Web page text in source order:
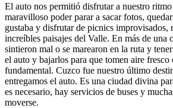
El auto nos permitió disfrutar a nuestro
maravilloso poder parar a sacar fotos,
gustaba y disfrutar de picnics improvisados,
increíbles paisajes del Valle. En más de una
sintieron mal o se marearon en la ruta y
el auto y bajarlos para que tomen aire
fundamental. Cuzco fue nuestro último
entregamos el auto. Es una ciudad divina
es necesario, hay servicios de buses y
moverse.